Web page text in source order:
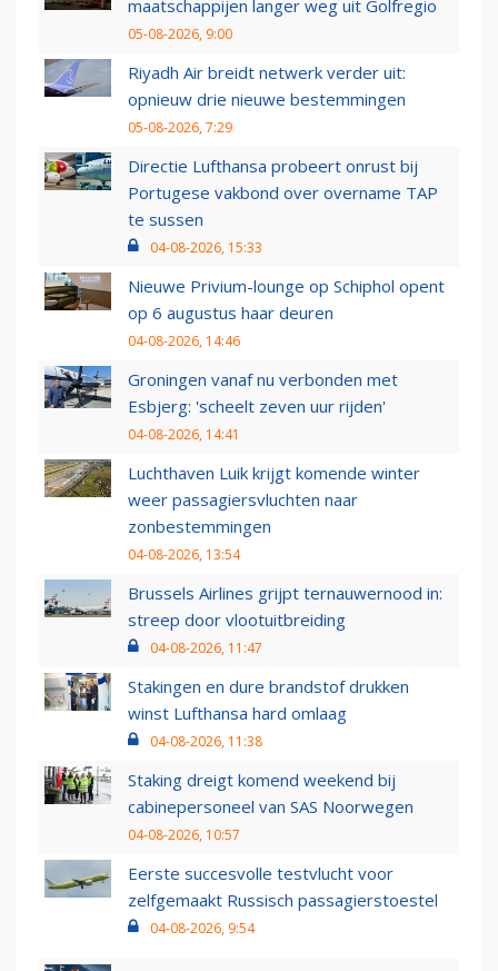
maatschappijen langer weg uit Golfregio
05-08-2026, 9:00
Riyadh Air breidt netwerk verder uit:
opnieuw drie nieuwe bestemmingen
05-08-2026, 7:29
Directie Lufthansa probeert onrust bij
Portugese vakbond over overname TAP
te sussen
04-08-2026, 15:33
Nieuwe Privium-lounge op Schiphol opent
op 6 augustus haar deuren
04-08-2026, 14:46
Groningen vanaf nu verbonden met
Esbjerg: 'scheelt zeven uur rijden'
04-08-2026, 14:41
Luchthaven Luik krijgt komende winter
weer passagiersvluchten naar
zonbestemmingen
04-08-2026, 13:54
Brussels Airlines grijpt ternauwernood in:
streep door vlootuitbreiding
04-08-2026, 11:47
Stakingen en dure brandstof drukken
winst Lufthansa hard omlaag
04-08-2026, 11:38
Staking dreigt komend weekend bij
cabinepersoneel van SAS Noorwegen
04-08-2026, 10:57
Eerste succesvolle testvlucht voor
zelfgemaakt Russisch passagierstoestel
04-08-2026, 9:54